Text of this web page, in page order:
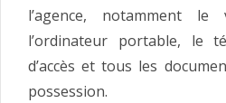
l’agence, notamment le
l’ordinateur portable, le
d’accès et tous les
possession.